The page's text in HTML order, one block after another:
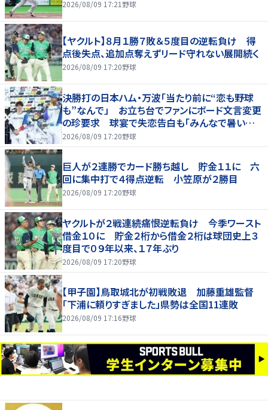
2026/08/09 17:21 野球
【ヤクルト】８月１勝７敗＆５度目の逆転負け 得
点後失点、追加点奪えずリード守れない展開続く
2026/08/09 17:20野球
決勝打の日本ハム・万波「当たり前に“恋も野球
も”なんで」 お立ち台でファンにボード文言変更
の珍要求 球宴で失恋告白も「みんなで暑い夏
にしましょう！」
2026/08/09 17:20野球
巨人が２連勝でカード勝ち越し 貯金１１に 六
回に集中打で４得点逆転 小笠原が２勝目
2026/08/09 17:20野球
ヤクルトが２戦連続痛恨逆転負け 今季ワースト
借金１０に 貯金２桁から借金２桁は球団史上３
度目で０９年以来、１７年ぶり
2026/08/09 17:20野球
【甲子園】鳥取城北が初戦敗退 加藤重雄監督
「下浦に頼りすぎました」県勢は全国11連敗
2026/08/09 17:16野球